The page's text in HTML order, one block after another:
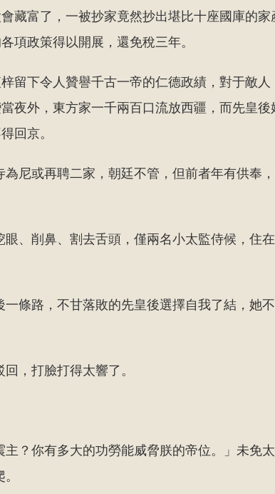
藏富了，一被抄家竟然抄出堪比十座國庫的家
項政策得以開展，還免稅三年。
留下令人贊譽千古一帝的仁德政績，對于敵
夜外，東方家一千兩百口流放西疆，而先皇後
回京。
尼或再聘二家，朝廷不管，但前者年有供奉
、削鼻、割去舌頭，僅兩名小太監侍候，住
條路，不甘落敗的先皇後選擇自我了結，她
，打臉打得太響了。
？你有多大的功勞能威脅朕的帝位。」未免